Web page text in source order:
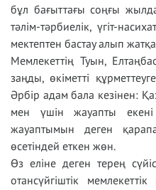
бұл бағыттағы соңғы
тәлім-тәрбиелік, үгіт-
мектептен бастау алып
Мемлекеттің Туын,
заңды, өкіметті
Әрбір адам бала кезінен:
мен үшін жауапты
жауаптымын деген
өсетіндей еткен жөн.
Өз еліне деген терең
отансүйгіштік